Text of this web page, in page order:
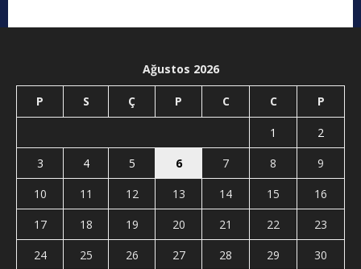
Ağustos 2026
P S Ç P C C P
1
2
3
4 5 6 7 8
9
10
11 12 13 14 15
16
17
18 19 20 21 22
23
24
25 26 27 28 29
30